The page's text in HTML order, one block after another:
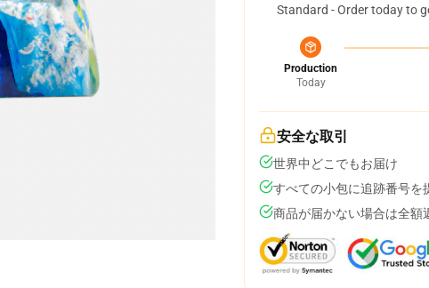
Standard - Order today to
Production
Today
安全な取引
世界中どこでもお届け
すべての小包に追跡番号を
商品が届かない場合は全額